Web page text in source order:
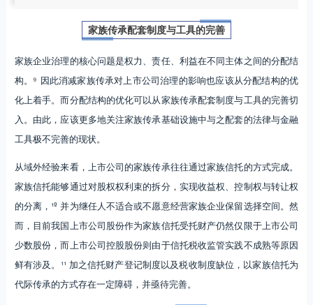
家族传承配套制度与工具的完善
家族企业治理的核心问题是权力、责任、利益在不同主体之间的分配结
构。⁹ 因此消减家族传承对上市公司治理的影响也应该从分配结构的优
化上着手。而分配结构的优化可以从家族传承配套制度与工具的完善切
入。由此，应该更多地关注家族传承基础设施中与之配套的法律与金融
工具极不完善的现状。
从域外经验来看，上市公司的家族传承往往通过家族信托的方式完成。
家族信托能够通过对股权权利束的拆分，实现收益权、控制权与转让权
的分离，¹º 并为继任人不适合或不愿意经营家族企业保留选择空间。然
而，目前我国上市公司股份作为家族信托受托财产仍然仅限于上市公司
少数股份，而上市公司控股股份则由于信托税收监管实践不成熟等原因
鲜有涉及。¹¹ 加之信托财产登记制度以及税收制度缺位，以家族信托为
代际传承的方式存在一定障碍，并亟待完善。